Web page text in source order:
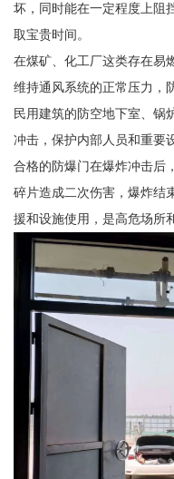
坏，同时能在一定程度上阻
取宝贵时间。
在煤矿、化工厂这类存在易
维持通风系统的正常压力，
民用建筑的防空地下室、锅
冲击，保护内部人员和重要
合格的防爆门在爆炸冲击后
碎片造成二次伤害，爆炸结
援和设施使用，是高危场所